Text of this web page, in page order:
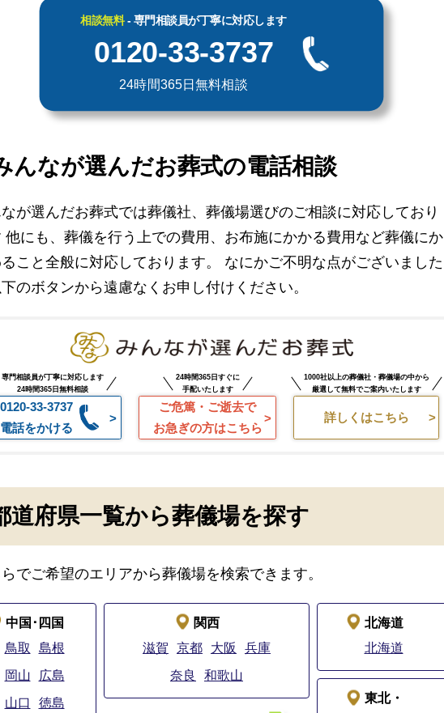
相談無料- 専門相談員が丁寧に対応します
0120-33-3737
24時間365日無料相談
んなが選んだお葬式の電話相談
が選んだお葬式では葬儀社、葬儀場選びのご相談に対応しており
他にも、葬儀を行う上での費用、お布施にかかる費用など葬儀にか
こと全般に対応しております。 なにかご不明な点がございました
のボタンから遠慮なくお申し付けください。
専門相談員が丁寧に対応します
24時間365日無料相談
0120-33-3737
電話をかける
24時間365日すぐに
手配いたします
ご危篤・ご逝去で
お急ぎの方はこちら
1000社以上の葬儀社・葬儀場の中から
厳選して無料でご案内いたします
詳しくはこちら
道府県一覧から葬儀場を探す
でご希望のエリアから葬儀場を検索できます。
北海道
北海道
東北・
関西
滋賀
京都 大阪
兵庫
奈良
和歌山
中国･四国
鳥取
島根
岡山
広島
山口
徳島